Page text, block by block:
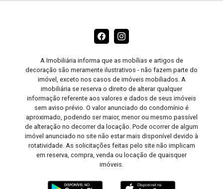
A Imobiliária informa que as mobílias e artigos de
decoração são meramente ilustrativos - não fazem parte do
imóvel, exceto nos casos de imóveis mobiliados. A
imobiliária se reserva o direito de alterar qualquer
informação referente aos valores e dados de seus imóveis
sem aviso prévio. O valor anunciado do condomínio é
aproximado, podendo ser maior, menor ou mesmo passível
de alteração no decorrer da locação. Pode ocorrer de algum
imóvel anunciado no site não estar mais disponível devido à
rotatividade. As solicitações feitas pelo site não implicam
em reserva, compra, venda ou locação de quaisquer
imóveis.